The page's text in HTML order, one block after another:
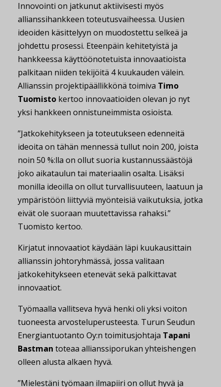
Innovointi on jatkunut aktiivisesti myös
allianssihankkeen toteutusvaiheessa. Uusien
ideoiden käsittelyyn on muodostettu selkeä ja
johdettu prosessi. Eteenpäin kehitetyistä ja
hankkeessa käyttöönotetuista innovaatioista
palkitaan niiden tekijöitä 4 kuukauden välein.
Allianssin projektipäällikkönä toimiva Timo
Tuomisto kertoo innovaatioiden olevan jo nyt
yksi hankkeen onnistuneimmista osioista.
”Jatkokehitykseen ja toteutukseen edenneitä
ideoita on tähän mennessä tullut noin 200, joista
noin 50 %:lla on ollut suoria kustannussäästöjä
joko aikataulun tai materiaalin osalta. Lisäksi
monilla ideoilla on ollut turvallisuuteen, laatuun ja
ympäristöön liittyviä myönteisiä vaikutuksia, jotka
eivät ole suoraan muutettavissa rahaksi.”
Tuomisto kertoo.
Kirjatut innovaatiot käydään läpi kuukausittain
allianssin johtoryhmässä, jossa valitaan
jatkokehitykseen etenevät sekä palkittavat
innovaatiot.
Työmaalla vallitseva hyvä henki oli yksi voiton
tuoneesta arvosteluperusteesta. Turun Seudun
Energiantuotanto Oy:n toimitusjohtaja Tapani
Bastman toteaa allianssiporukan yhteishengen
olleen alusta alkaen hyvä.
”Mielestäni työmaan ilmapiiri on ollut hyvä ja